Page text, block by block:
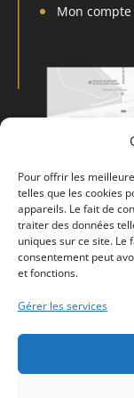
Pour offrir les
telles que les cookies
appareils. Le fait de
traiter des données
uniques sur ce site.
consentement peut
et fonctions.
Gérer les services
Mon compte